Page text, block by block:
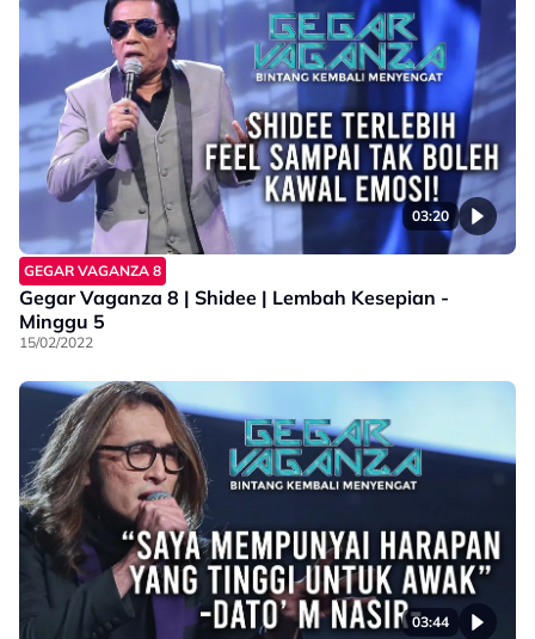
03:20
GEGAR VAGANZA 8
Gegar Vaganza 8 | Shidee | Lembah Kesepian -
Minggu 5
15/02/2022
03:44